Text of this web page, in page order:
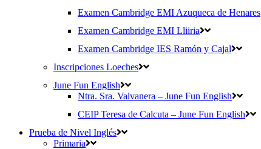
Examen Cambridge EMI Azuqueca de Henares
Examen Cambridge EMI Lliiria
Examen Cambridge IES Ramón y Cajal
Inscripciones Loeches
June Fun English
Ntra. Sra. Valvanera – June Fun English
CEIP Teresa de Calcuta – June Fun English
Prueba de Nivel Inglés
Primaria